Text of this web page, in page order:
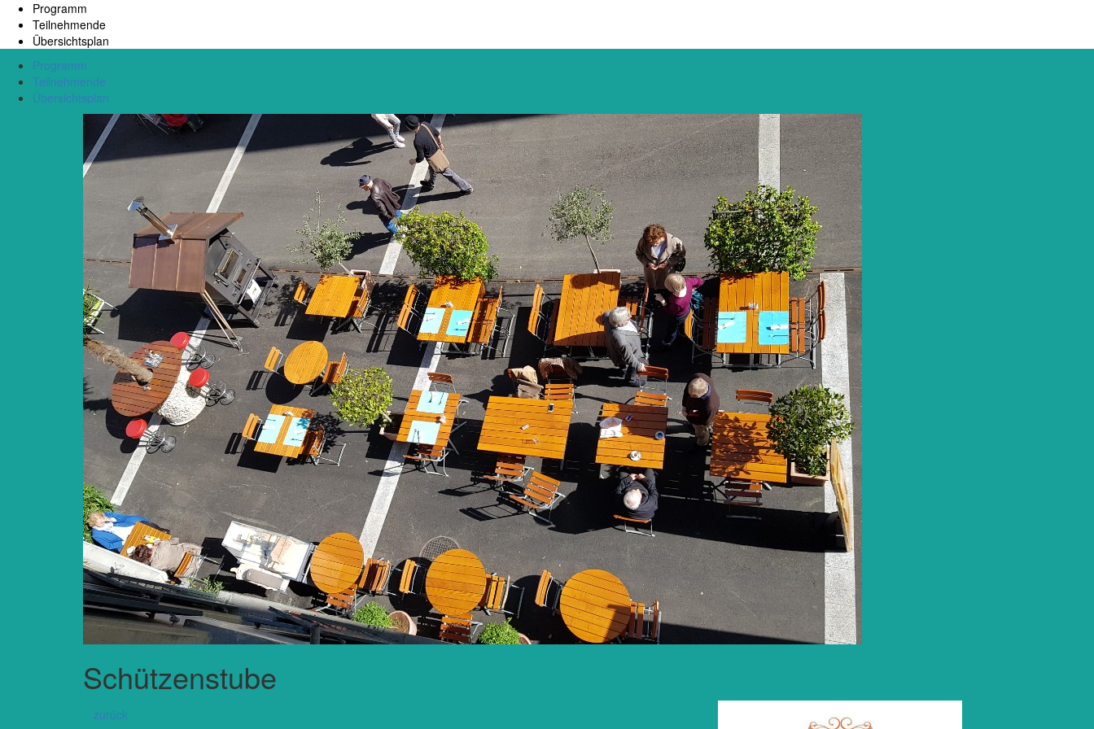
Programm
Teilnehmende
Übersichtsplan
Programm
Teilnehmende
Übersichtsplan
Schützenstube
zurück